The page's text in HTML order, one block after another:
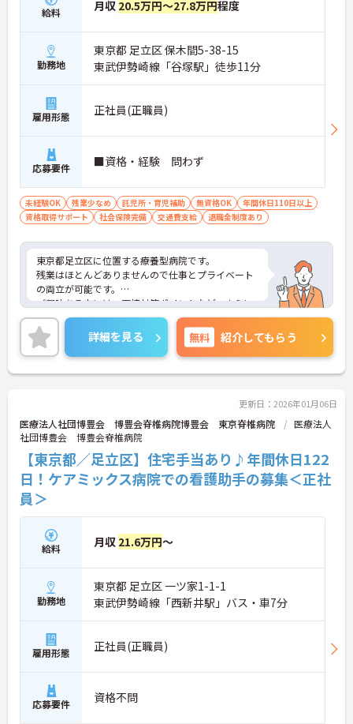
給料 月収 20.5万円～27.8万円程度
勤務地
東京都 足立区 保木間5-38-15
東武伊勢崎線「谷塚駅」徒歩11分
雇用形態 正社員(正職員)
応募要件 ■資格・経験 問わず
未経験OK 残業少なめ 託児所・育児補助 無資格OK
年間休日110日以上
資格取得サポート
社会保険完備 交通費支給 退職金制度あり
東京都足立区に位置する療養型病院です。
残業はほとんどありませんので仕事とプライベート
の両立が可能です。
ご興味ある方には、面接対策ポイントなど、さらに
詳細をお話しいたしますのでお気軽にご相談くださ
い。
詳細を見る 無料 紹介してもらう
更新日：2026年01月06日
医療法人社団博豊会 博豊会脊椎病院博豊会 東京脊椎病院
医療法人
社団博豊会 博豊会脊椎病院
【東京都／足立区】住宅手当あり♪年間休日122
日！ケアミックス病院での看護助手の募集＜正社
員＞
給料 月収 21.6万円～
勤務地
東京都 足立区 一ツ家1-1-1
東武伊勢崎線「西新井駅」バス・車7分
雇用形態 正社員(正職員)
応募要件 資格不問